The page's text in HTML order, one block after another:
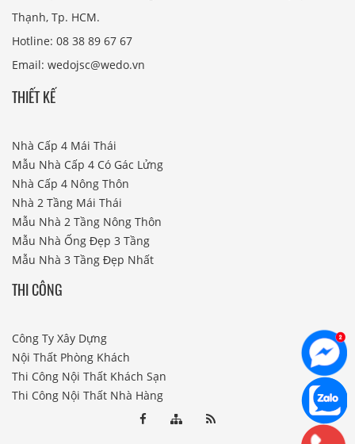
Thạnh, Tp. HCM.
Hotline: 08 38 89 67 67
Email: wedojsc@wedo.vn
THIẾT KẾ
Nhà Cấp 4 Mái Thái
Mẫu Nhà Cấp 4 Có Gác Lửng
Nhà Cấp 4 Nông Thôn
Nhà 2 Tầng Mái Thái
Mẫu Nhà 2 Tầng Nông Thôn
Mẫu Nhà Ống Đẹp 3 Tầng
Mẫu Nhà 3 Tầng Đẹp Nhất
THI CÔNG
Công Ty Xây Dựng
Nội Thất Phòng Khách
Thi Công Nội Thất Khách Sạn
Thi Công Nội Thất Nhà Hàng